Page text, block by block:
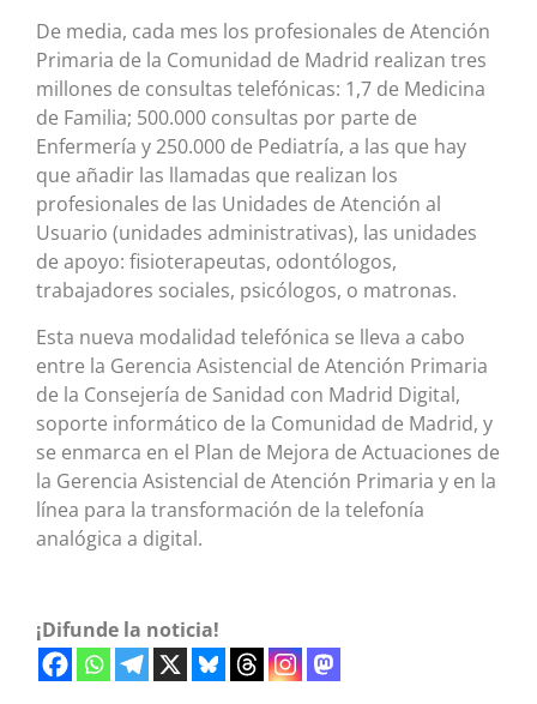
De media, cada mes los profesionales de Atención
Primaria de la Comunidad de Madrid realizan tres
millones de consultas telefónicas: 1,7 de Medicina
de Familia; 500.000 consultas por parte de
Enfermería y 250.000 de Pediatría, a las que hay
que añadir las llamadas que realizan los
profesionales de las Unidades de Atención al
Usuario (unidades administrativas), las unidades
de apoyo: fisioterapeutas, odontólogos,
trabajadores sociales, psicólogos, o matronas.
Esta nueva modalidad telefónica se lleva a cabo
entre la Gerencia Asistencial de Atención Primaria
de la Consejería de Sanidad con Madrid Digital,
soporte informático de la Comunidad de Madrid, y
se enmarca en el Plan de Mejora de Actuaciones de
la Gerencia Asistencial de Atención Primaria y en la
línea para la transformación de la telefonía
analógica a digital.
¡Difunde la noticia!